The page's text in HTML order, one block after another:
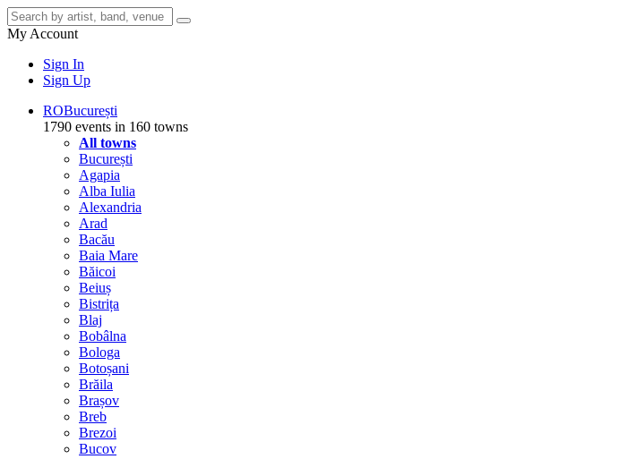
My Account
Sign In
Sign Up
ROBucurești
1790 events in 160 towns
All towns
București
Agapia
Alba Iulia
Alexandria
Arad
Bacău
Baia Mare
Băicoi
Beiuș
Bistrița
Blaj
Bobâlna
Bologa
Botoșani
Brăila
Brașov
Breb
Brezoi
Bucov